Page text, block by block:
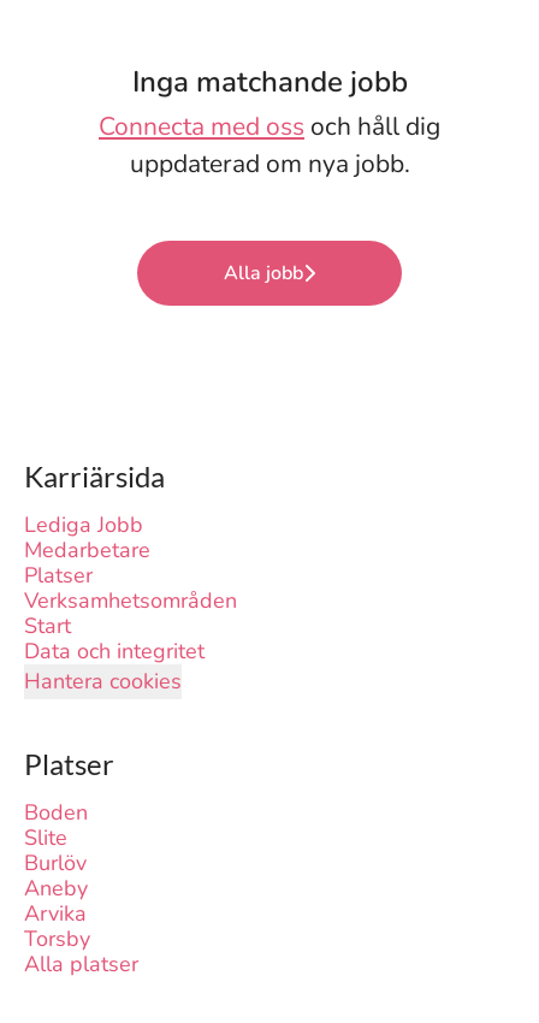
Inga matchande jobb
Connecta med oss och håll dig
uppdaterad om nya jobb.
Alla jobb
Karriärsida
Lediga Jobb
Medarbetare
Platser
Verksamhetsområden
Start
Data och integritet
Hantera cookies
Platser
Boden
Slite
Burlöv
Aneby
Arvika
Torsby
Alla platser